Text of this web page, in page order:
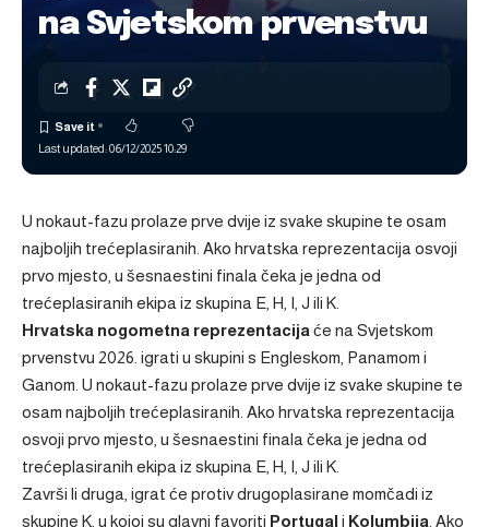
na Svjetskom prvenstvu
Last updated: 06/12/2025 10:29
U nokaut-fazu prolaze prve dvije iz svake skupine te osam
najboljih trećeplasiranih. Ako hrvatska reprezentacija osvoji
prvo mjesto, u šesnaestini finala čeka je jedna od
trećeplasiranih ekipa iz skupina E, H, I, J ili K.
Hrvatska nogometna reprezentacija će na Svjetskom
prvenstvu 2026. igrati u skupini s Engleskom, Panamom i
Ganom. U nokaut-fazu prolaze prve dvije iz svake skupine te
osam najboljih trećeplasiranih. Ako hrvatska reprezentacija
osvoji prvo mjesto, u šesnaestini finala čeka je jedna od
trećeplasiranih ekipa iz skupina E, H, I, J ili K.
Završi li druga, igrat će protiv drugoplasirane momčadi iz
skupine K, u kojoj su glavni favoriti Portugal i Kolumbija . Ako